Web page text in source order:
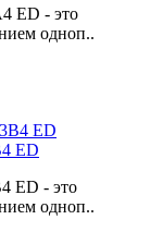
ED - это
одноп..
ED
ED - это
одноп..